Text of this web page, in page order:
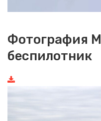
Фотография
беспилотник